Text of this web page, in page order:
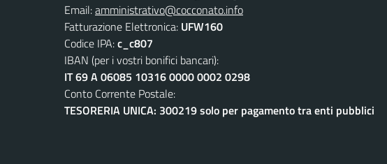
Email:amministrativo@cocconato.info
Fatturazione Elettronica: UFW160
Codice IPA:c_c807
IBAN (per i vostri bonifici bancari):
IT 69 A 06085 10316 0000 0002 0298
Conto Corrente Postale:
TESORERIA UNICA: 300219 solo per pagamento tra enti pubblici